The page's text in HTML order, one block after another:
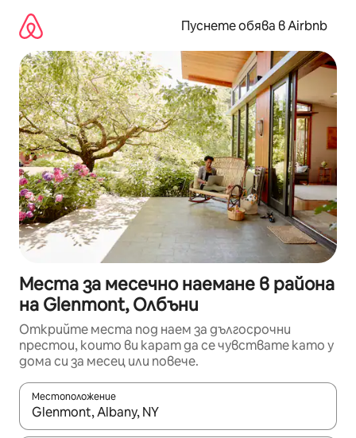
съдържанието
Пуснете обява в Airbnb
Места за месечно наемане в района
на Glenmont, Олбъни
Открийте места под наем за дългосрочни
престои, които ви карат да се чувствате като у
дома си за месец или повече.
Местоположение
Когато резултатите се покажат, използвайте